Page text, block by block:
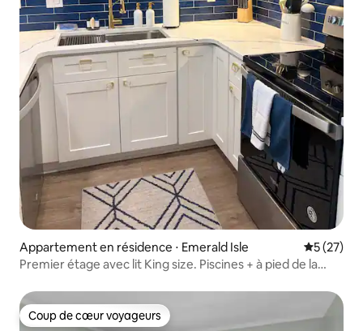
Appartement en résidence ⋅ Emerald Isle
5 (27)
Premier étage avec lit King size. Piscines + à pied de la
Coup de cœur voyageurs
Coup de cœur voyageurs